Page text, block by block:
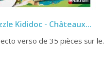
Kididoc - Châteaux...
verso de 35 pièces sur